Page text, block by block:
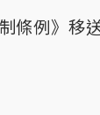
條例》移